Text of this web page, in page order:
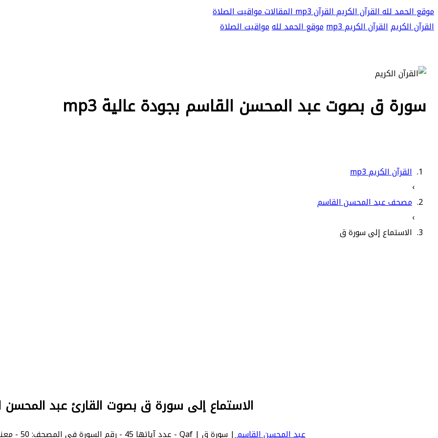
موقع الحمد للهالقرآن الكريمالقرآن mp3 المقالاتمواقيت الصلاة
القرآن الكريمالقرآن الكريم mp3 موقع الحمد للهمواقيت الصلاة
سورة ق بصوت عبد المحسن القاسم بجودة عالية mp3
القرآن الكريم mp3
›
مصحف عبد المحسن القاسم
›
الاستماع إلى سورة ق
الاستماع إلى سورة ق بصوت القارئ عبد المحسن
عبد المحسن القاسم| سورة ق | Qaf - عدد آياتها 45 - رقم السورة في المصحف: 50 - معنى السورة بالإنجليزية: Qaf.